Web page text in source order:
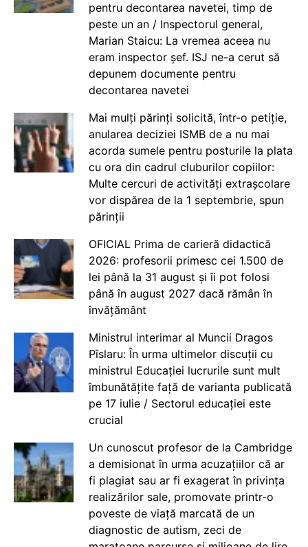
pentru decontarea navetei, timp de
peste un an / Inspectorul general,
Marian Staicu: La vremea aceea nu
eram inspector șef. ISJ ne-a cerut să
depunem documente pentru
decontarea navetei
Mai mulți părinți solicită, într-o petiție,
anularea deciziei ISMB de a nu mai
acorda sumele pentru posturile la plata
cu ora din cadrul cluburilor copiilor:
Multe cercuri de activități extrașcolare
vor dispărea de la 1 septembrie, spun
părinții
OFICIAL Prima de carieră didactică
2026: profesorii primesc cei 1.500 de
lei până la 31 august și îi pot folosi
până în august 2027 dacă rămân în
învățământ
Ministrul interimar al Muncii Dragos
Pîslaru: În urma ultimelor discuții cu
ministrul Educației lucrurile sunt mult
îmbunătățite față de varianta publicată
pe 17 iulie / Sectorul educației este
crucial
Un cunoscut profesor de la Cambridge
a demisionat în urma acuzațiilor că ar
fi plagiat sau ar fi exagerat în privința
realizărilor sale, promovate printr-o
poveste de viață marcată de un
diagnostic de autism, zeci de